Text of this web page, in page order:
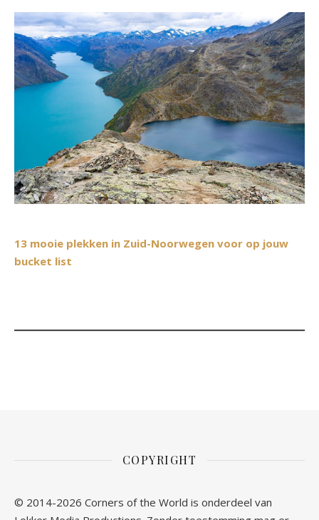
13 mooie plekken in Zuid-Noorwegen voor op jouw
bucket list
COPYRIGHT
© 2014-2026 Corners of the World is onderdeel van